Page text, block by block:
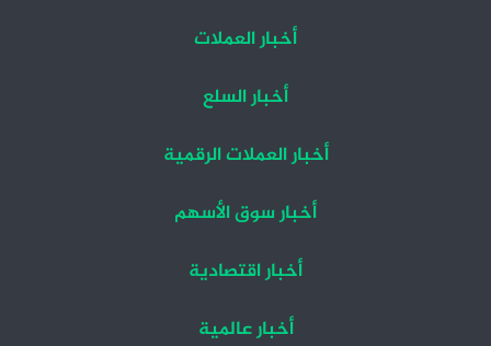
أخبار العملات
أخبار السلع
أخبار العملات الرقمية
أخبار سوق الأسهم
أخبار اقتصادية
أخبار عالمية